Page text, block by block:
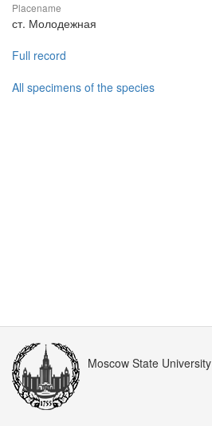
Placename
ст. Молодежная
Full record
All specimens of the species
Moscow State University